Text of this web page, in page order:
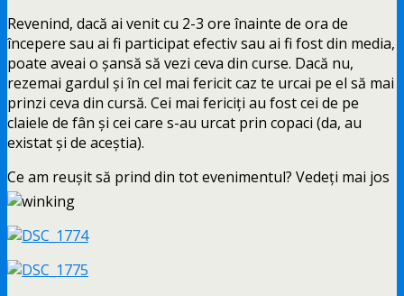
Revenind, dacă ai venit cu 2-3 ore înainte de ora de
începere sau ai fi participat efectiv sau ai fi fost din media,
poate aveai o şansă să vezi ceva din curse. Dacă nu,
rezemai gardul şi în cel mai fericit caz te urcai pe el să mai
prinzi ceva din cursă. Cei mai fericiţi au fost cei de pe
claiele de fân şi cei care s-au urcat prin copaci (da, au
existat şi de aceştia).
Ce am reuşit să prind din tot evenimentul? Vedeţi mai jos